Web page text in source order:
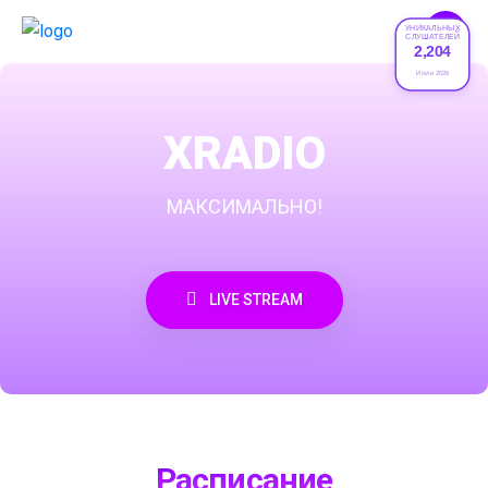
УНИКАЛЬНЫХ
СЛУШАТЕЛЕЙ
2,204
Июле 2026
XRADIO
МАКСИМАЛЬНО!
LIVE STREAM
Расписание